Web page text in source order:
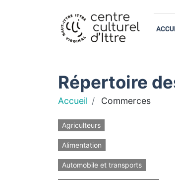
Répertoire
Accueil Commerces
Agriculteurs
Alimentation
Automobile et transports